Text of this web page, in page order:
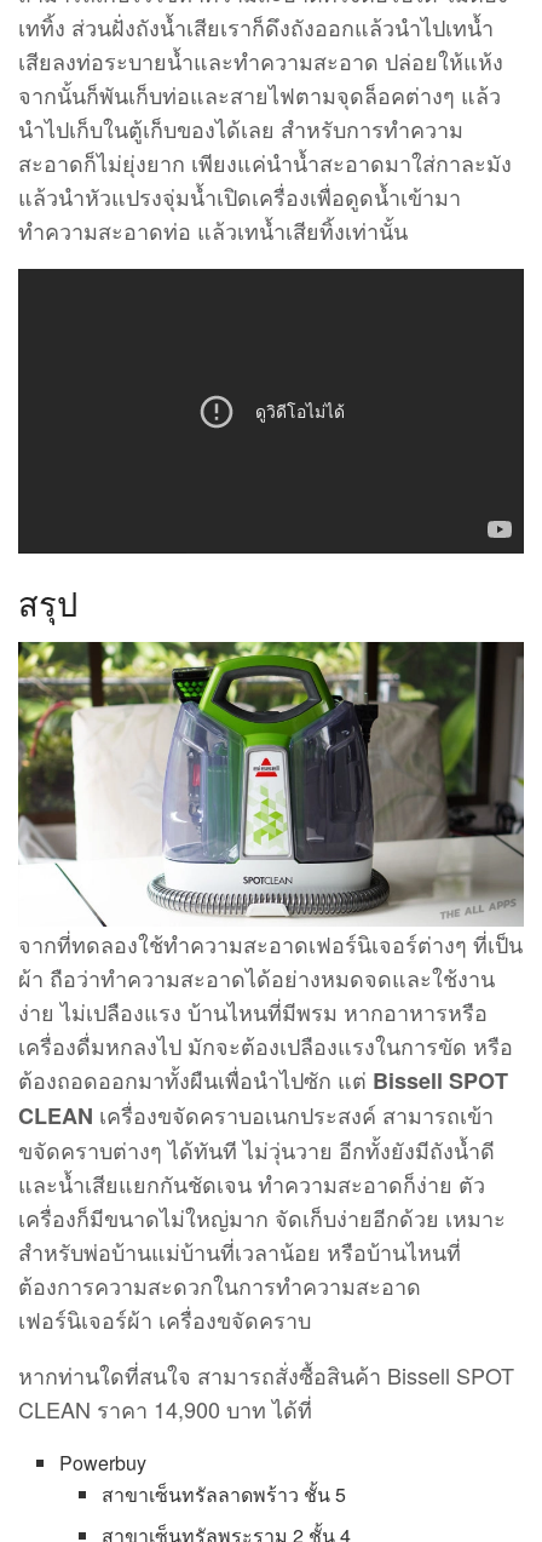
เททิ้ง ส่วนฝั่งถังน้ำเสียเราก็ดึงถังออกแล้วนำไปเทน้ำ
เสียลงท่อระบายน้ำและทำความสะอาด ปล่อยให้แห้ง
จากนั้นก็พันเก็บท่อและสายไฟตามจุดล็อคต่างๆ แล้ว
นำไปเก็บในตู้เก็บของได้เลย สำหรับการทำความ
สะอาดก็ไม่ยุ่งยาก เพียงแค่นำน้ำสะอาดมาใส่กาละมัง
แล้วนำหัวแปรงจุ่มน้ำเปิดเครื่องเพื่อดูดน้ำเข้ามา
ทำความสะอาดท่อ แล้วเทน้ำเสียทิ้งเท่านั้น
สรุป
จากที่ทดลองใช้ทำความสะอาดเฟอร์นิเจอร์ต่างๆ ที่เป็น
ผ้า ถือว่าทำความสะอาดได้อย่างหมดจดและใช้งาน
ง่าย ไม่เปลืองแรง บ้านไหนที่มีพรม หากอาหารหรือ
เครื่องดื่มหกลงไป มักจะต้องเปลืองแรงในการขัด หรือ
ต้องถอดออกมาทั้งผืนเพื่อนำไปซัก แต่ Bissell SPOT
CLEAN เครื่องขจัดคราบอเนกประสงค์ สามารถเข้า
ขจัดคราบต่างๆ ได้ทันที ไม่วุ่นวาย อีกทั้งยังมีถังน้ำดี
และน้ำเสียแยกกันชัดเจน ทำความสะอาดก็ง่าย ตัว
เครื่องก็มีขนาดไม่ใหญ่มาก จัดเก็บง่ายอีกด้วย เหมาะ
สำหรับพ่อบ้านแม่บ้านที่เวลาน้อย หรือบ้านไหนที่
ต้องการความสะดวกในการทำความสะอาด
เฟอร์นิเจอร์ผ้า เครื่องขจัดคราบ
หากท่านใดที่สนใจ สามารถสั่งซื้อสินค้า Bissell SPOT
CLEAN ราคา 14,900 บาท ได้ที่
Powerbuy
สาขาเซ็นทรัลลาดพร้าว ชั้น 5
สาขาเซ็นทรัลพระราม 2 ชั้น 4